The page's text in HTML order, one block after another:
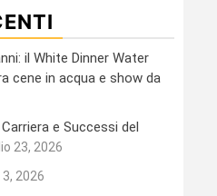
il White Dinner Water
cene in acqua e show da
e Successi del
23, 2026
3, 2026